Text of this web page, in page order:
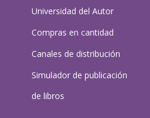
Universidad del Autor
Compras en cantidad
Canales de distribución
Simulador de publicación
de libros